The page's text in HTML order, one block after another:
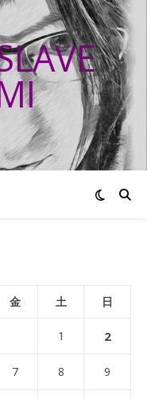
金 土 日
1 2
7 8 9